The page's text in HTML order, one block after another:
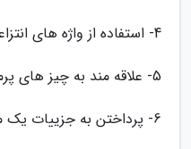
4- استفاده از واژه های انتزاعی و علاقه مند به تفکر انتزاعی
5- علاقه مند به چیز های پرمعنی و امور منطقی
6- پرداختن به جزییات یک موضوع